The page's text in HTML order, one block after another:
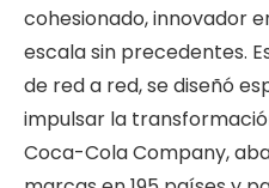
cohesionado, innovador
escala sin precedentes.
de red a red, se diseñó
impulsar la
Coca-Cola Company,